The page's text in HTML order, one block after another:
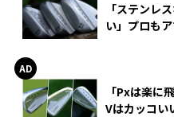
「ステンレ
い」プロも
「Pxは楽に
Vはカッコい